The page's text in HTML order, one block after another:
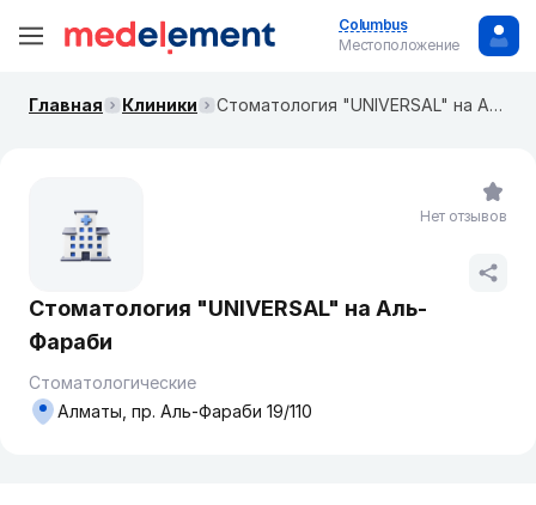
Columbus
Местоположение
Главная Клиники Стоматология "UNIVERSAL" на Аль-Фараби
Стоматология "UNIVERSAL" на Аль-
Фараби
Стоматологические
Алматы, пр. Аль-Фараби 19/110
Нет отзывов